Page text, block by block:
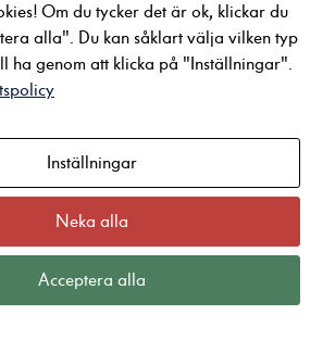
Service & verkstad
Serviceavtal
Tillbehör & reservdelar
Kontakt
Karlstad
Arvika
Kristinehamn
Sunne
Om du tycker det är ok, klickar du
alla". Du kan såklart välja vilken typ
ha genom att klicka på "Inställningar".
Inställningar
Neka alla
Acceptera alla
Nödvändiga
hemsidan över
huvud taget
Statistik
För att vi ska